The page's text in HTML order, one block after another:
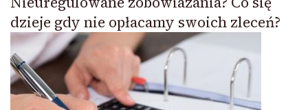
dzieje gdy nie opłacamy swoich zleceń?